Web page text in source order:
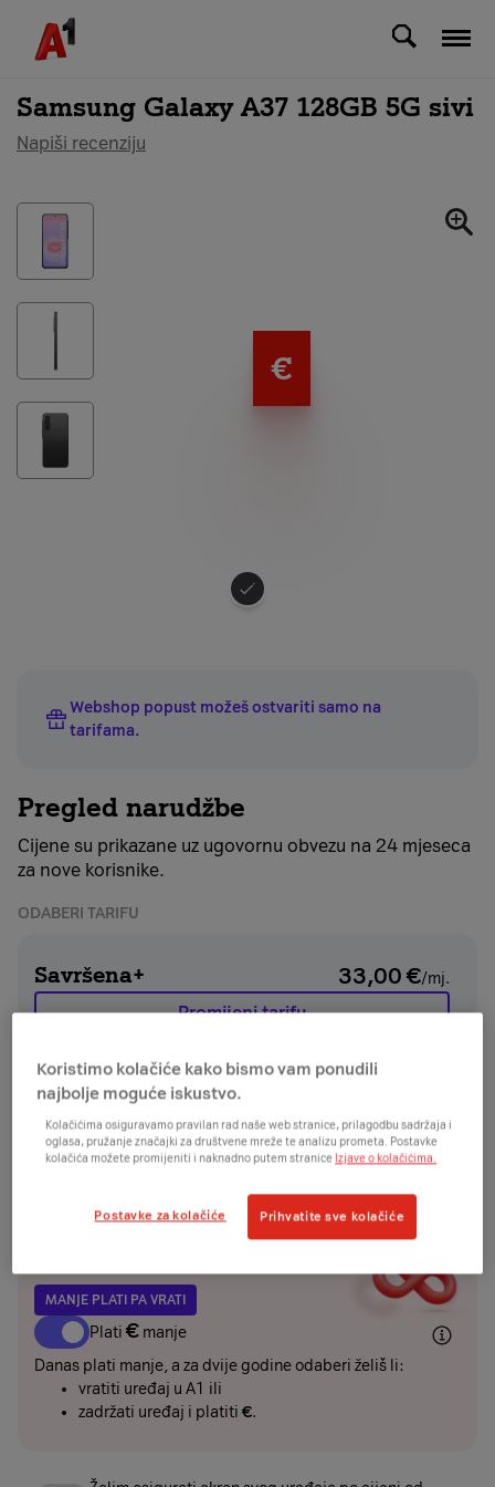
Svi uređaji
Samsung Galaxy A37 128GB 5G sivi
Napiši recenziju
€
Odaberite
Webshop popust možeš ostvariti samo na
tarifama.
Pregled narudžbe
Cijene su prikazane uz ugovornu obvezu na 24 mjeseca
za nove korisnike.
ODABERI TARIFU
Savršena+ 33,00€/mj.
Promijeni tarifu
UREĐAJ
odmah+€ /24mj
Želim uređaj platiti jednokratno ili karticom na
rate i ostvariti dodatnih €popusta
MANJE PLATI PA VRATI
Plati€ manje
Danas plati manje, a za dvije godine odaberi želiš li:
vratiti uređaj u A1 ili
zadržati uređaj i platiti €.
Koristimo kolačiće kako bismo vam ponudili
najbolje moguće iskustvo.
Kolačićima osiguravamo pravilan rad naše web stranice, prilagodbu sadržaja i
oglasa, pružanje značajki za društvene mreže te analizu prometa. Postavke
kolačića možete promijeniti i naknadno putem stranice Izjave o kolačićima.
Postavke za kolačiće Prihvatite sve kolačiće